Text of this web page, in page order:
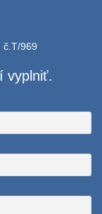
č.T/969
vyplniť.